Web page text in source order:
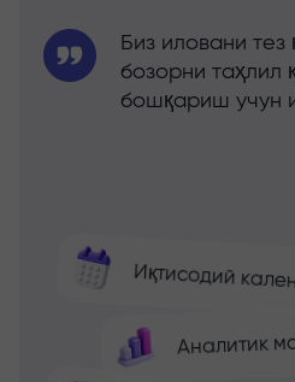
Иқтисодий
Аналитик
Биз иловани
бозорни таҳлил
бошқариш учун